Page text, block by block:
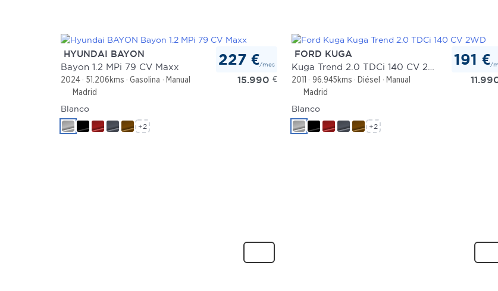
HYUNDAI BAYON
Bayon 1.2 MPi 79 CV Maxx
2024 51.206kms Gasolina
Manual
Madrid
227 €/mes
15.990 €
Blanco
+2
FORD KUGA
2011 96.945kms Diésel
Manual
Madrid
191 €/
Blanco
+2